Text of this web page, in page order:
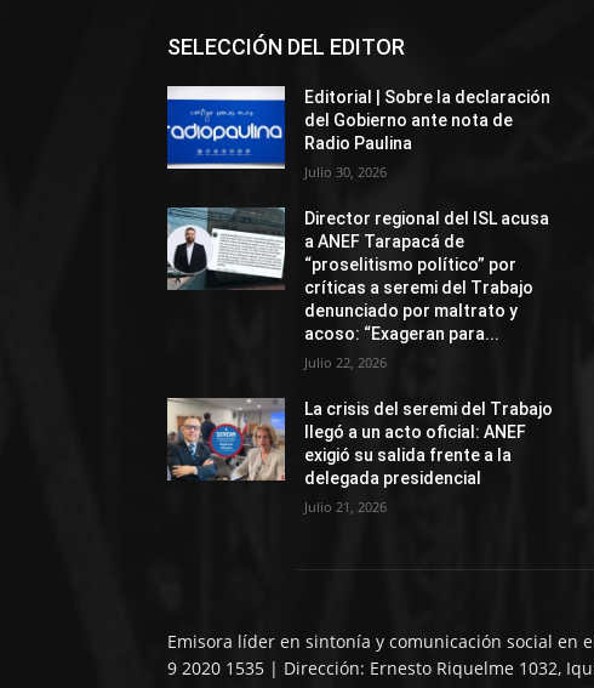
SELECCIÓN DEL EDITOR
Editorial | Sobre la declaración
del Gobierno ante nota de
Radio Paulina
Julio 30, 2026
Director regional del ISL acusa
a ANEF Tarapacá de
“proselitismo político” por
críticas a seremi del Trabajo
denunciado por maltrato y
acoso: “Exageran para...
Julio 22, 2026
La crisis del seremi del Trabajo
llegó a un acto oficial: ANEF
exigió su salida frente a la
delegada presidencial
Julio 21, 2026
Emisora líder en sintonía y comunicación social en
9 2020 1535 | Dirección: Ernesto Riquelme 1032,